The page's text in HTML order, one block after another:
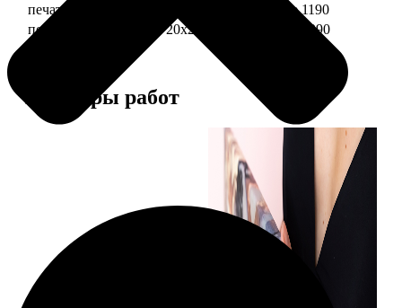
печать фото на холсте 20х20 на подрамнике 1190
печать фото на холсте 20х20 в раме
3990
Примеры работ